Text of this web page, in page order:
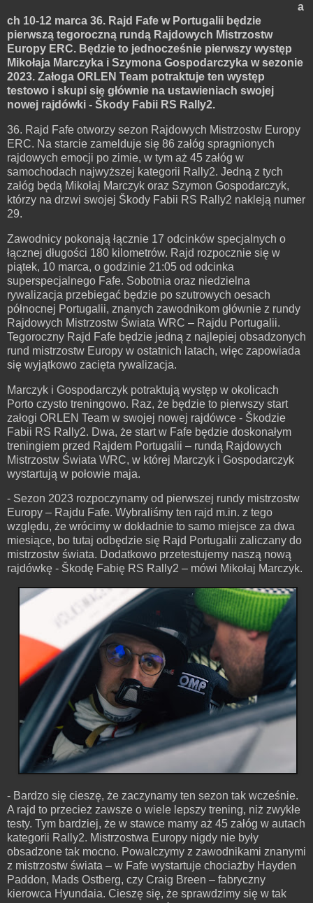
a
ch 10-12 marca 36. Rajd Fafe w Portugalii będzie
pierwszą tegoroczną rundą Rajdowych Mistrzostw
Europy ERC. Będzie to jednocześnie pierwszy występ
Mikołaja Marczyka i Szymona Gospodarczyka w sezonie
2023. Załoga ORLEN Team potraktuje ten występ
testowo i skupi się głównie na ustawieniach swojej
nowej rajdówki - Škody Fabii RS Rally2.
36. Rajd Fafe otworzy sezon Rajdowych Mistrzostw Europy
ERC. Na starcie zamelduje się 86 załóg spragnionych
rajdowych emocji po zimie, w tym aż 45 załóg w
samochodach najwyższej kategorii Rally2. Jedną z tych
załóg będą Mikołaj Marczyk oraz Szymon Gospodarczyk,
którzy na drzwi swojej Škody Fabii RS Rally2 nakleją numer
29.
Zawodnicy pokonają łącznie 17 odcinków specjalnych o
łącznej długości 180 kilometrów. Rajd rozpocznie się w
piątek, 10 marca, o godzinie 21:05 od odcinka
superspecjalnego Fafe. Sobotnia oraz niedzielna
rywalizacja przebiegać będzie po szutrowych oesach
północnej Portugalii, znanych zawodnikom głównie z rundy
Rajdowych Mistrzostw Świata WRC – Rajdu Portugalii.
Tegoroczny Rajd Fafe będzie jedną z najlepiej obsadzonych
rund mistrzostw Europy w ostatnich latach, więc zapowiada
się wyjątkowo zacięta rywalizacja.
Marczyk i Gospodarczyk potraktują występ w okolicach
Porto czysto treningowo. Raz, że będzie to pierwszy start
załogi ORLEN Team w swojej nowej rajdówce - Škodzie
Fabii RS Rally2. Dwa, że start w Fafe będzie doskonałym
treningiem przed Rajdem Portugalii – rundą Rajdowych
Mistrzostw Świata WRC, w której Marczyk i Gospodarczyk
wystartują w połowie maja.
- Sezon 2023 rozpoczynamy od pierwszej rundy mistrzostw
Europy – Rajdu Fafe. Wybraliśmy ten rajd m.in. z tego
względu, że wrócimy w dokładnie to samo miejsce za dwa
miesiące, bo tutaj odbędzie się Rajd Portugalii zaliczany do
mistrzostw świata. Dodatkowo przetestujemy naszą nową
rajdówkę - Škodę Fabię RS Rally2 – mówi Mikołaj Marczyk.
- Bardzo się cieszę, że zaczynamy ten sezon tak wcześnie.
A rajd to przecież zawsze o wiele lepszy trening, niż zwykłe
testy. Tym bardziej, że w stawce mamy aż 45 załóg w autach
kategorii Rally2. Mistrzostwa Europy nigdy nie były
obsadzone tak mocno. Powalczymy z zawodnikami znanymi
z mistrzostw świata – w Fafe wystartuje chociażby Hayden
Paddon, Mads Ostberg, czy Craig Breen – fabryczny
kierowca Hyundaia. Cieszę się, że sprawdzimy się w tak